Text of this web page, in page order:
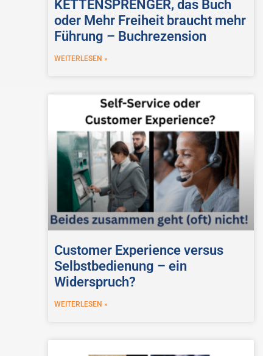
KETTENSPRENGER, das Buch
oder Mehr Freiheit braucht mehr
Führung – Buchrezension
WEITERLESEN »
Customer Experience versus
Selbstbedienung – ein
Widerspruch?
WEITERLESEN »